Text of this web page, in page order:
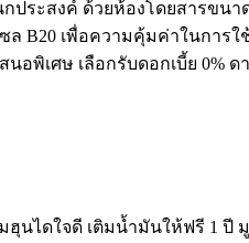
กประสงค์ ด้วยห้องโดยสารขน
ล B20 เพื่อความคุ้มค่าในการ
อพิเศษ เลือกรับดอกเบี้ย 0% ด
มฮุนไดใจดี เติมน้ำมันให้ฟรี 1 ปี